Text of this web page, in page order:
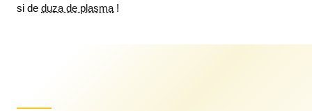
si de duza de plasma !